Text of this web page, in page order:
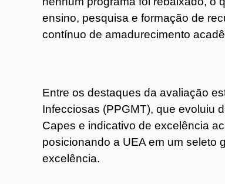
ensino, pesquisa e formação de
contínuo de amadurecimento
Entre os destaques da avaliação
Infecciosas (PPGMT), que evoluiu
Capes e indicativo de excelência
posicionando a UEA em um seleto
excelência.